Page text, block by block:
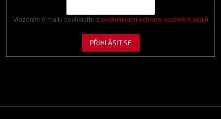
Vložením e-mailu souhlasíte s podmínkami ochrany osobních údajů
PŘIHLÁSIT SE